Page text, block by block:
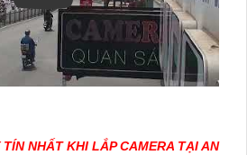
NHẤT KHI LẮP CAMERA TẠI AN